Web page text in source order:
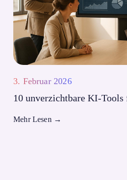
3. Februar 2026
10 unverzichtbare KI-Tools
Mehr Lesen →